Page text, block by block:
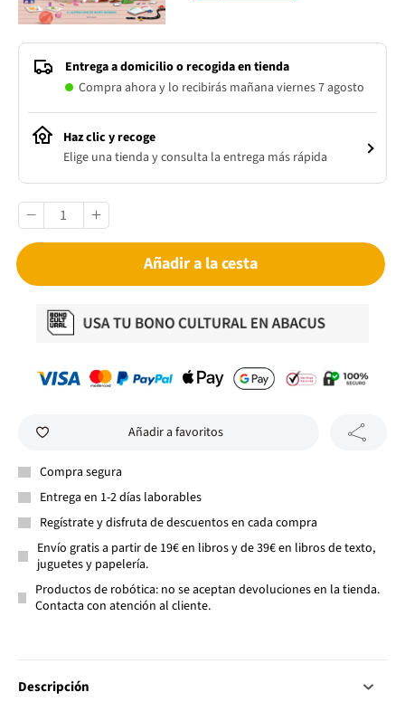
Entrega a domicilio o recogida en tienda
Compra ahora y lo recibirás mañana viernes 7 agosto
Haz clic y recoge
Elige una tienda y consulta la entrega más rápida
Añadir a la cesta
Añadir a favoritos
Compra segura
Entrega en 1-2 días laborables
Regístrate y disfruta de descuentos en cada compra
Envío gratis a partir de 19€ en libros y de 39€ en libros de texto,
juguetes y papelería.
Productos de robótica: no se aceptan devoluciones en la tienda.
Contacta con atención al cliente.
Descripción